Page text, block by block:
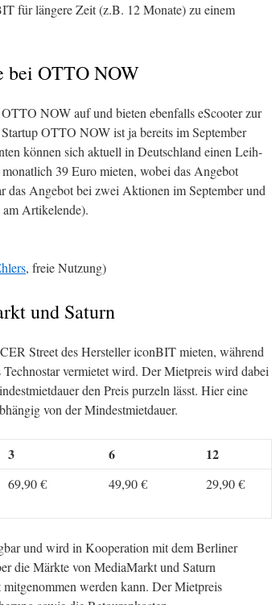
für längere Zeit (z.B. 12 Monate) zu einem
bei OTTO NOW
NOW auf und bieten ebenfalls eScooter zur
OTTO NOW ist ja bereits im September
können sich aktuell in Deutschland einen Leih-
39 Euro mieten, wobei das Angebot
Angebot bei zwei Aktionen im September und
Artikelende).
, freie Nutzung)
und Saturn
Street des Hersteller iconBIT mieten, während
vermietet wird. Der Mietpreis wird dabei
den Preis purzeln lässt. Hier eine
von der Mindestmietdauer.
3 6 12
69,90 € 49,90 € 29,90 €
und wird in Kooperation mit dem Berliner
die Märkte von MediaMarkt und Saturn
werden kann. Der Mietpreis